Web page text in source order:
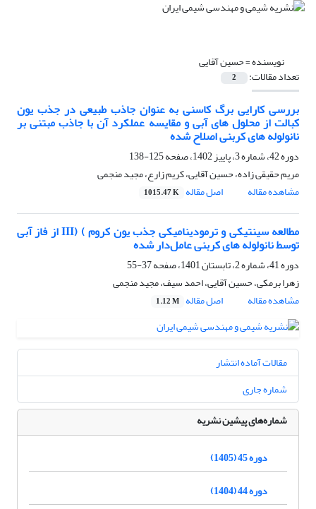
نویسنده =حسین آقایی
تعداد مقالات: 2
بررسی کارایی برگ کاسنی به عنوان جاذب طبیعی در جذب یون
کبالت از محلول های آبی و مقایسه عملکرد آن با جاذب مبتنی بر
نانولوله های کربنی اصلاح شده
دوره 42، شماره 3، پاییز 1402، صفحه
125-138
مریم حقیقی زاده، حسین آقایی، کریم زارع، مجید منجمی
مشاهده مقاله
اصل مقاله 1015.47 K
مطالعه سینتیکی و ترمودینامیکی جذب یون کروم ) (III از فاز آبی
توسط نانولوله های کربنی عامل‌دار شده
دوره 41، شماره 2، تابستان 1401، صفحه
37-55
زهرا برمکی، حسین آقایی، احمد سیف، مجید منجمی
مشاهده مقاله
اصل مقاله 1.12 M
مقالات آماده انتشار
شماره جاری
شماره‌های پیشین نشریه
دوره 45 (1405)
دوره 44 (1404)